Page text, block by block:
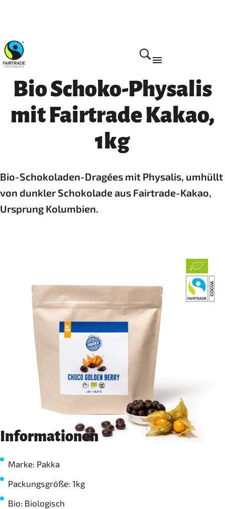
Home
Bio Schoko-Physalis
mit Fairtrade Kakao,
1kg
Bio-Schokoladen-Dragées mit Physalis, umhüllt
von dunkler Schokolade aus Fairtrade-Kakao,
Ursprung Kolumbien.
Informationen
Marke: Pakka
Packungsgröße: 1kg
Bio: Biologisch